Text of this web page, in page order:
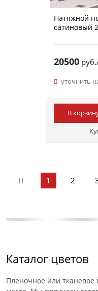
Натяжной
сатиновый
20500
уточнить
В
1 2
Каталог цветов
Пленочное или тканевое